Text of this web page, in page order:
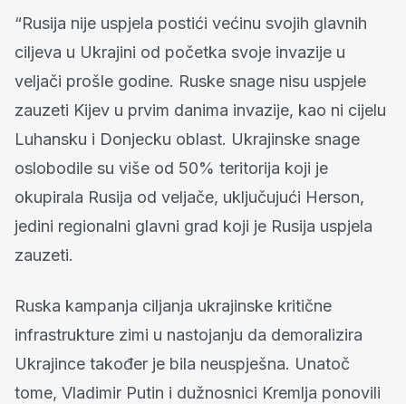
“Rusija nije uspjela postići većinu svojih glavnih
ciljeva u Ukrajini od početka svoje invazije u
veljači prošle godine. Ruske snage nisu uspjele
zauzeti Kijev u prvim danima invazije, kao ni cijelu
Luhansku i Donjecku oblast. Ukrajinske snage
oslobodile su više od 50% teritorija koji je
okupirala Rusija od veljače, uključujući Herson,
jedini regionalni glavni grad koji je Rusija uspjela
zauzeti.
Ruska kampanja ciljanja ukrajinske kritične
infrastrukture zimi u nastojanju da demoralizira
Ukrajince također je bila neuspješna. Unatoč
tome, Vladimir Putin i dužnosnici Kremlja ponovili